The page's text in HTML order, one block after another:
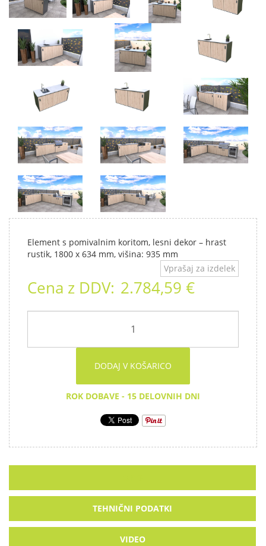
Element s pomivalnim koritom, lesni dekor – hrast
rustik, 1800 x 634 mm, višina: 935 mm
Vprašaj za izdelek
Cena z DDV: 2.784,59 €
DODAJ V KOŠARICO
ROK DOBAVE - 15 DELOVNIH DNI
TEHNIČNI PODATKI
VIDEO